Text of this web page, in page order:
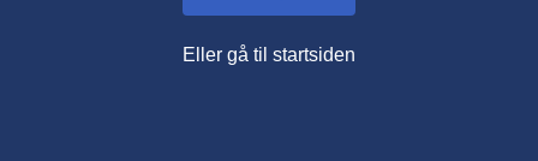
Eller gå til startsiden